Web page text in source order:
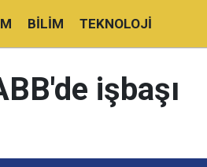
BILIM TEKNOLOJI
işbaşı